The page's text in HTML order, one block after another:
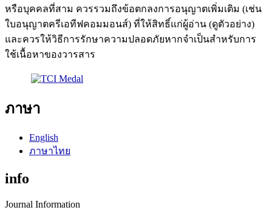
หรือบุคคลที่สาม ควรรวมถึงข้อตกลงการอนุญาตเพิ่มเติม (เช่น
ใบอนุญาตครีเอทีฟคอมมอนส์) ที่ให้สิทธิ์แก่ผู้อ่าน (ดูตัวอย่าง)
และควรให้วิธีการรักษาความปลอดภัยหากจำเป็นสำหรับการ
ใช้เนื้อหาของวารสาร
ภาษา
English
ภาษาไทย
info
Journal Information